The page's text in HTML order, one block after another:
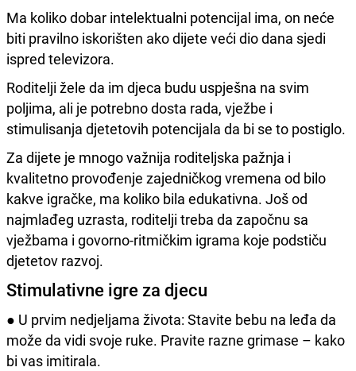
Ma koliko dobar intelektualni potencijal ima, on neće
biti pravilno iskorišten ako dijete veći dio dana sjedi
ispred televizora.
Roditelji žele da im djeca budu uspješna na svim
poljima, ali je potrebno dosta rada, vježbe i
stimulisanja djetetovih potencijala da bi se to postiglo.
Za dijete je mnogo važnija roditeljska pažnja i
kvalitetno provođenje zajedničkog vremena od bilo
kakve igračke, ma koliko bila edukativna. Još od
najmlađeg uzrasta, roditelji treba da započnu sa
vježbama i govorno-ritmičkim igrama koje podstiču
djetetov razvoj.
Stimulativne igre za djecu
● U prvim nedjeljama života: Stavite bebu na leđa da
može da vidi svoje ruke. Pravite razne grimase – kako
bi vas imitirala.